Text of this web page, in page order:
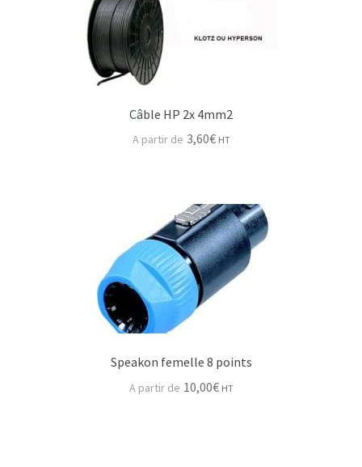
Câble HP 2x 4mm2
3,60€ HT
Speakon femelle 8 points
10,00€ HT